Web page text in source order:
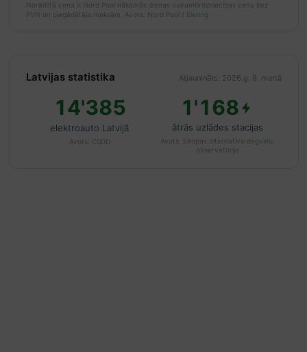
Norādītā cena ir Nord Pool nākamās dienas vairumtirdzniecības cena bez
PVN un piegādātāja maksām.
Avots: Nord Pool / Elering
Latvijas statistika Atjaunināts: 2026.g. 9. martā
14'385
elektroauto Latvijā
Avots: CSDD
1'168
ātrās uzlādes stacijas
Avots:
Eiropas alternatīvo degvielu
observatorija